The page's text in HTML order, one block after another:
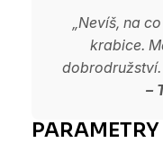
„Nevíš, na
krabice.
dobrodružství.
–